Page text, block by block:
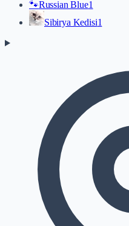
🐾Russian Blue1
Sibirya Kedisi1